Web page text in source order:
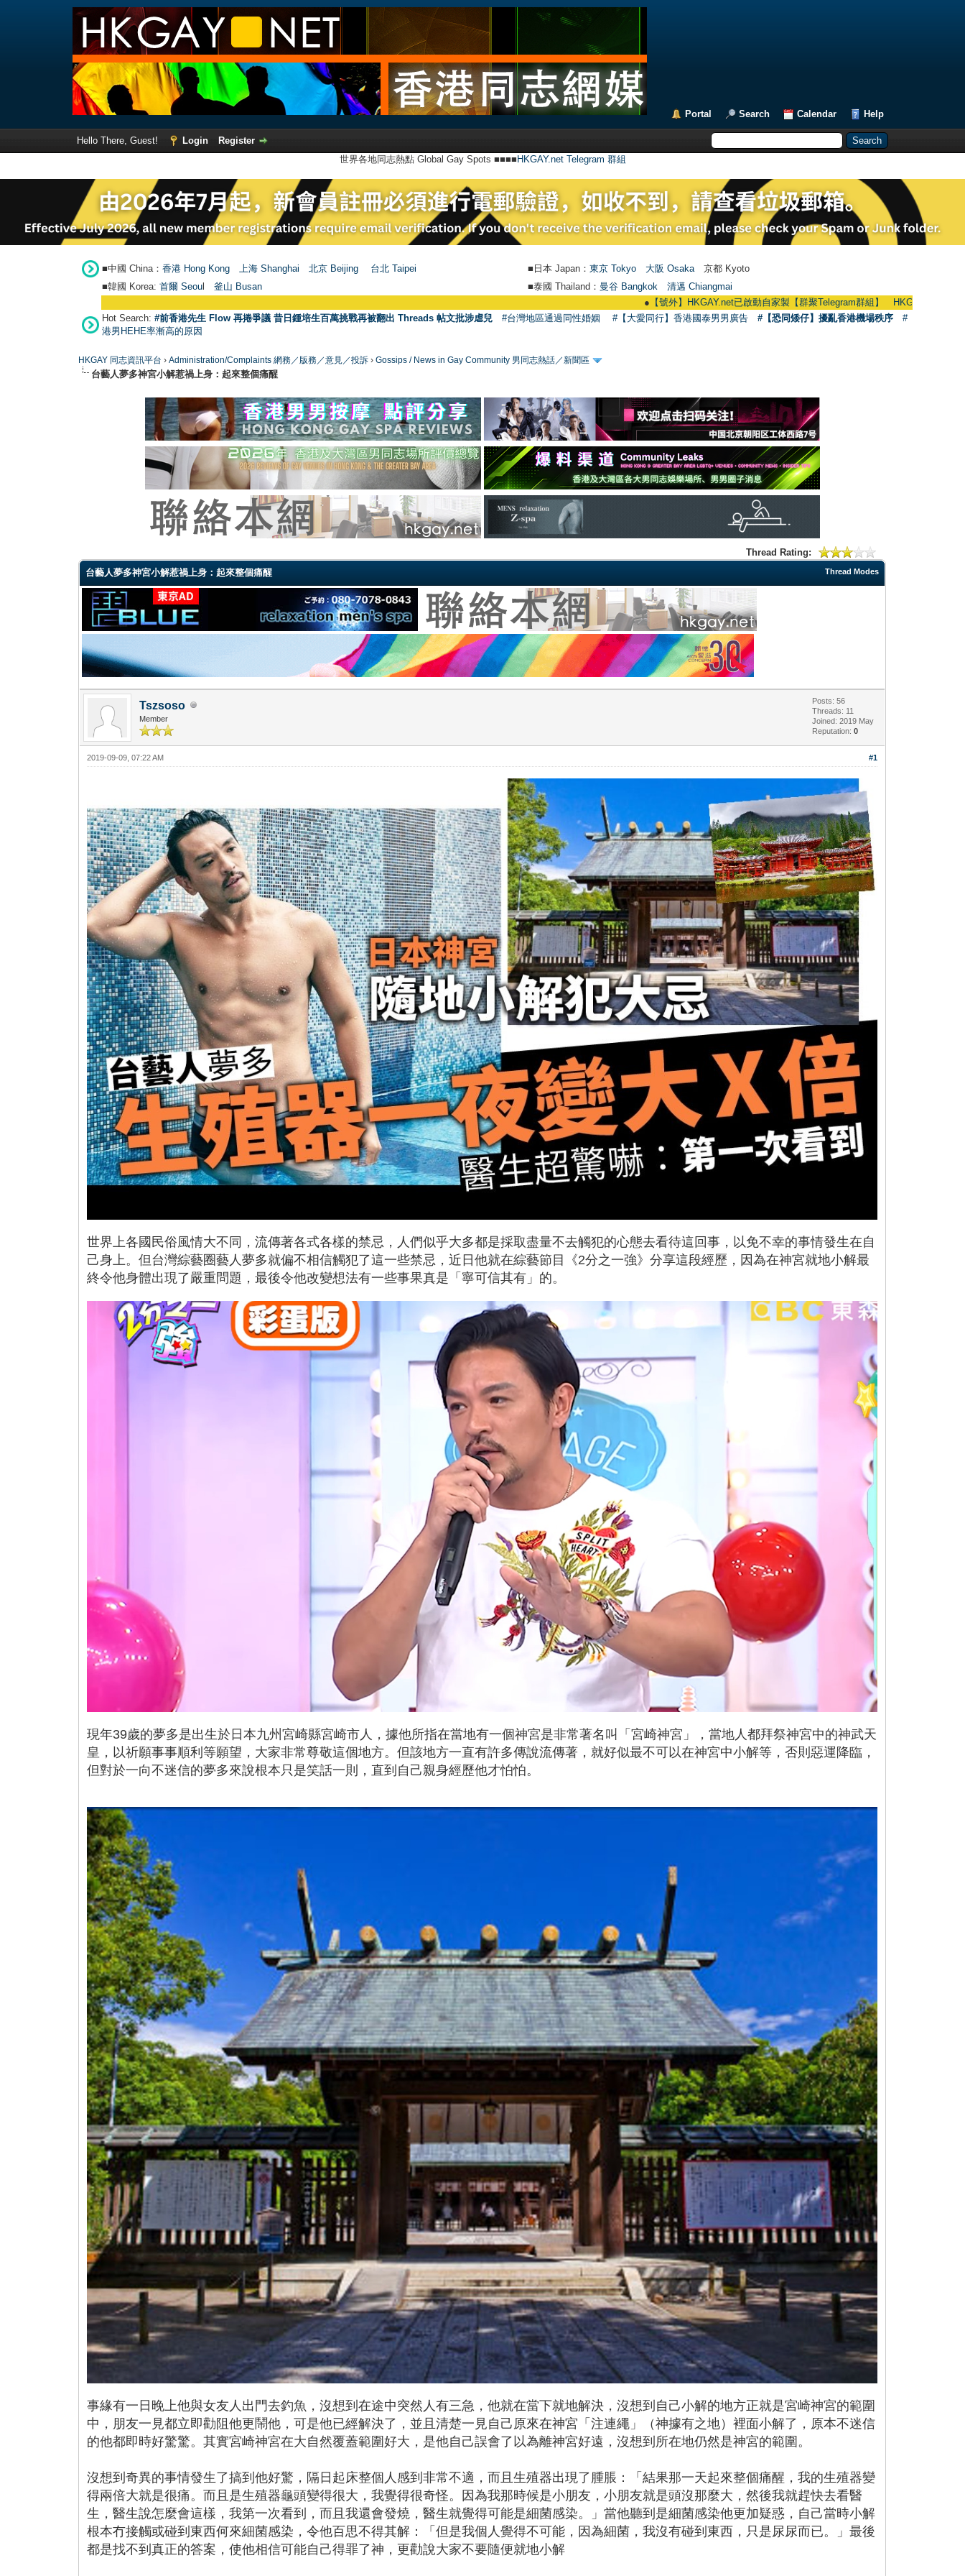
Portal Search Calendar Help
Hello There, Guest! Login
Register
世界各地同志熱點 Global Gay Spots ■■■■ HKGAY.net Telegram 群組
■中國 China： 香港 Hong Kong 上海 Shanghai 北京 Beijing 台北 Taipei ■日本 Japan： 東京 Tokyo 大阪 Osaka 京都 Kyoto
■韓國 Korea: 首爾 Seou 釜山 Busan ■泰國 Thailand： 曼谷 Bangkok
清邁 Chiangmai
【號外】HKGAY.net已啟動自家製【群聚Telegram群組】 HKGAY.net has already opened a
Hot Search: #前香港先生 Flow 再捲爭議 昔日鍾培生百萬挑戰再被翻出 Threads 帖文批涉虐兒 #台灣地區通過同性婚姻 #【大愛同行】香港國泰男男廣告 #【恐同矮仔】擾亂香港機場秩序
#
港男HEHE率漸高的原因
HKGAY 同志資訊平台 ›Administration/Complaints 網務／版務／意見／投訴 ›Gossips / News in Gay Community 男同志熱話／新聞區
台藝人夢多神宮小解惹禍上身：起來整個痛醒
Thread Rating:
Thread Modes
台藝人夢多神宮小解惹禍上身：起來整個痛醒
Tszsoso
Member
Posts: 56
Threads: 11
Joined: 2019 May
Reputation:0
#1
2019-09-09, 07:22 AM
世界上各國民俗風情大不同，流傳著各式各樣的禁忌，人們似乎大多都是採取盡量不去觸犯的心態去看待這回事，以免不幸的事情發生在自
己身上。但台灣綜藝圈藝人夢多就偏不相信觸犯了這一些禁忌，近日他就在綜藝節目《2分之一強》分享這段經歷，因為在神宮就地小解最
終令他身體出現了嚴重問題，最後令他改變想法有一些事果真是「寧可信其有」的。
現年39歲的夢多是出生於日本九州宮崎縣宮崎市人，據他所指在當地有一個神宮是非常著名叫「宮崎神宮」，當地人都拜祭神宮中的神武天
皇，以祈願事事順利等願望，大家非常尊敬這個地方。但該地方一直有許多傳說流傳著，就好似最不可以在神宮中小解等，否則惡運降臨，
但對於一向不迷信的夢多來說根本只是笑話一則，直到自己親身經歷他才怕怕。
事緣有一日晚上他與女友人出門去釣魚，沒想到在途中突然人有三急，他就在當下就地解決，沒想到自己小解的地方正就是宮崎神宮的範圍
中，朋友一見都立即勸阻他更鬧他，可是他已經解決了，並且清楚一見自己原來在神宮「注連繩」（神據有之地）裡面小解了，原本不迷信
的他都即時好驚驚。其實宮崎神宮在大自然覆蓋範圍好大，是他自己誤會了以為離神宮好遠，沒想到所在地仍然是神宮的範圍。
沒想到奇異的事情發生了搞到他好驚，隔日起床整個人感到非常不適，而且生殖器出現了腫脹：「結果那一天起來整個痛醒，我的生殖器變
得兩倍大就是很痛。而且是生殖器龜頭變得很大，我覺得很奇怪。因為我那時候是小朋友，小朋友就是頭沒那麼大，然後我就趕快去看醫
生，醫生說怎麼會這樣，我第一次看到，而且我還會發燒，醫生就覺得可能是細菌感染。」當他聽到是細菌感染他更加疑惑，自己當時小解
根本冇接觸或碰到東西何來細菌感染，令他百思不得其解：「但是我個人覺得不可能，因為細菌，我沒有碰到東西，只是尿尿而已。」最後
都是找不到真正的答案，使他相信可能自己得罪了神，更勸說大家不要隨便就地小解